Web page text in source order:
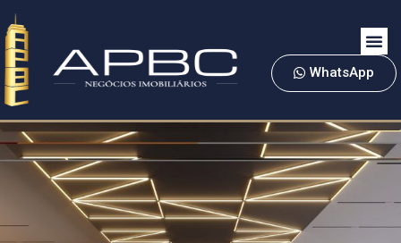
WhatsApp